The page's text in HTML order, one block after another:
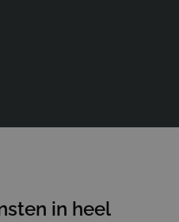
in heel